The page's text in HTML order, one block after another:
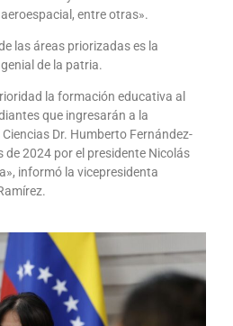
entre otras».
las áreas priorizadas es la
de la patria.
la formación educativa al
que ingresarán a la
Dr. Humberto Fernández-
2024 por el presidente Nicolás
informó la vicepresidenta